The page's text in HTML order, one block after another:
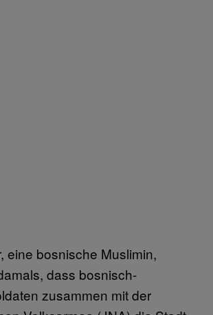
eine bosnische Muslimin,
dass bosnisch-
zusammen mit der